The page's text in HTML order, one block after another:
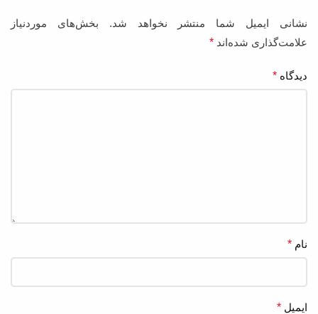
نشانی ایمیل شما منتشر نخواهد شد.
بخش‌های موردنیاز
علامت‌گذاری شده‌اند *
دیدگاه *
نام *
ایمیل *